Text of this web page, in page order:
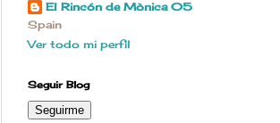
El Rincón de Mònica 05
Spain
Ver todo mi perfil
Seguir Blog